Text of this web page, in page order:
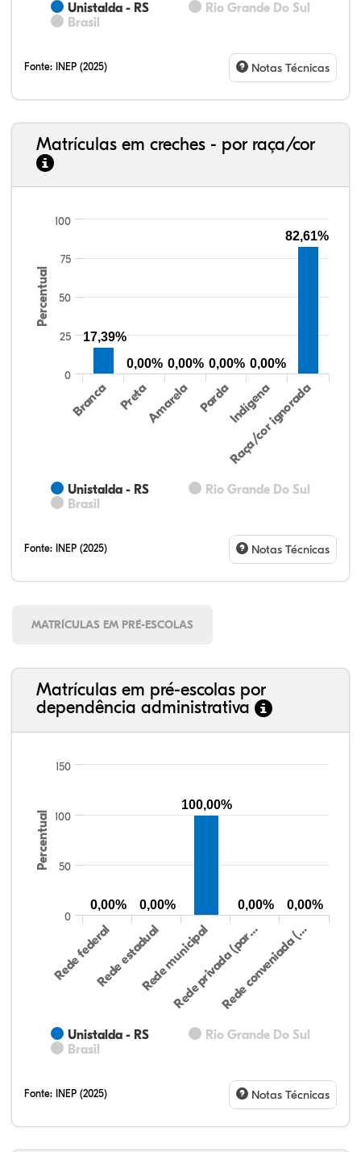
Unistalda - RS
Rio Grande Do Sul
Brasil
Fonte: INEP (2025) Notas Técnicas
Matrículas em creches - por raça/cor
Percentual
Unistalda - RS
Rio Grande Do Sul
Brasil
Branca PretaAmarela PardaIndígena
Raça/cor ignorada
0
100
25
50
75
17,39%
0,00% 0,00% 0,00% 0,00%
82,61%
Fonte: INEP (2025) Notas Técnicas
MATRÍCULAS EM PRÉ-ESCOLAS
Matrículas em pré-escolas por
dependência administrativa
Percentual
Unistalda - RS
Rio Grande Do Sul
Brasil
Rede federalRede estadualRede municipal
Rede privada (par…Rede conveniada (…
0
50
100
150
0,00% 0,00%
100,00%
0,00% 0,00%
Fonte: INEP (2025) Notas Técnicas